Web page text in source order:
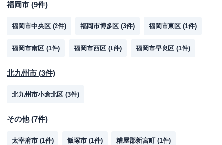
福岡市 (9件)
福岡市中央区 (2件) 福岡市博多区 (3件) 福岡市東区 (1件)
福岡市南区 (1件) 福岡市西区 (1件) 福岡市早良区 (1件)
北九州市 (3件)
北九州市小倉北区 (3件)
その他(7件)
太宰府市 (1件) 飯塚市 (1件) 糟屋郡新宮町 (1件)